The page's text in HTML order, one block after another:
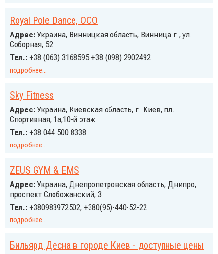
Royal Pole Dance, ООО
Адрес: Украина, Винницкая область, Винница г., ул.
Соборная, 52
Тел.: +38 (063) 3168595 +38 (098) 2902492
подробнее...
Sky Fitness
Адрес: Украина, Киевская область, г. Киев, пл.
Спортивная, 1а,10-й этаж
Тел.: +38 044 500 8338
подробнее...
ZEUS GYM & EMS
Адрес: Украина, Днепропетровская область, Днипро,
проспект Слобожанский, 3
Тел.: +380983972502, +380(95)-440-52-22
подробнее...
Бильярд Десна в городе Киев - доступные цены